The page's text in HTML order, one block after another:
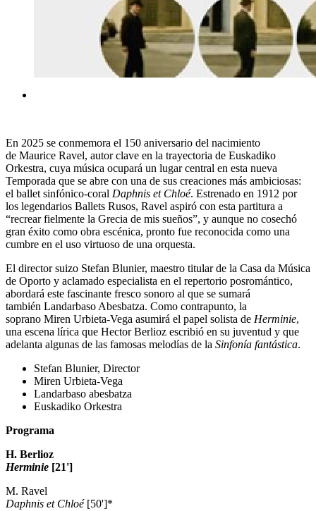
En 2025 se conmemora el 150 aniversario del nacimiento
de Maurice Ravel, autor clave en la trayectoria de Euskadiko
Orkestra, cuya música ocupará un lugar central en esta nueva
Temporada que se abre con una de sus creaciones más ambiciosas:
el ballet sinfónico-coral Daphnis et Chloé. Estrenado en 1912 por
los legendarios Ballets Rusos, Ravel aspiró con esta partitura a
“recrear fielmente la Grecia de mis sueños”, y aunque no cosechó
gran éxito como obra escénica, pronto fue reconocida como una
cumbre en el uso virtuoso de una orquesta.
El director suizo Stefan Blunier, maestro titular de la Casa da Música
de Oporto y aclamado especialista en el repertorio posromántico,
abordará este fascinante fresco sonoro al que se sumará
también Landarbaso Abesbatza. Como contrapunto, la
soprano Miren Urbieta-Vega asumirá el papel solista de Herminie,
una escena lírica que Hector Berlioz escribió en su juventud y que
adelanta algunas de las famosas melodías de la Sinfonía fantástica.
Stefan Blunier, Director
Miren Urbieta-Vega
Landarbaso abesbatza
Euskadiko Orkestra
Programa
H. Berlioz
Herminie [21']
M. Ravel
Daphnis et Chloé[50']*